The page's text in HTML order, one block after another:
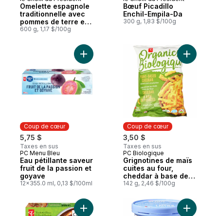
Omelette espagnole
traditionnelle avec
pommes de terre et
oignons
600 g, 1,17 $/100g
Bœuf Picadillo
Enchil-Empila-Da
300 g, 1,83 $/100g
Coup de cœur
5,75 $
Taxes en sus
Coup de cœur
PC Menu Bleu
Eau pétillante saveur
fruit de la passion et
goyave
12x355.0 ml, 0,13 $/100ml
Coup de cœur
3,50 $
Taxes en sus
Coup de cœur
PC Biologique
Grignotines de maïs
cuites au four,
cheddar à base de
plantes
142 g, 2,46 $/100g
Ajouter
Ajouter La roue à griller crevettes à l’ail
Ajouter